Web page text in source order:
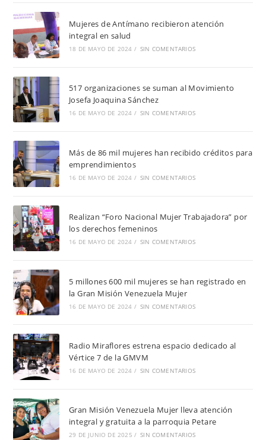
Mujeres de Antímano recibieron atención
integral en salud
18 DE MAYO DE 2024 / SIN COMENTARIOS
517 organizaciones se suman al Movimiento
Josefa Joaquina Sánchez
16 DE MAYO DE 2024 / SIN COMENTARIOS
Más de 86 mil mujeres han recibido créditos para
emprendimientos
16 DE MAYO DE 2024 / SIN COMENTARIOS
Realizan “Foro Nacional Mujer Trabajadora” por
los derechos femeninos
16 DE MAYO DE 2024 / SIN COMENTARIOS
5 millones 600 mil mujeres se han registrado en
la Gran Misión Venezuela Mujer
16 DE MAYO DE 2024 / SIN COMENTARIOS
Radio Miraflores estrena espacio dedicado al
Vértice 7 de la GMVM
16 DE MAYO DE 2024 / SIN COMENTARIOS
Gran Misión Venezuela Mujer lleva atención
integral y gratuita a la parroquia Petare
29 DE JUNIO DE 2025 / SIN COMENTARIOS